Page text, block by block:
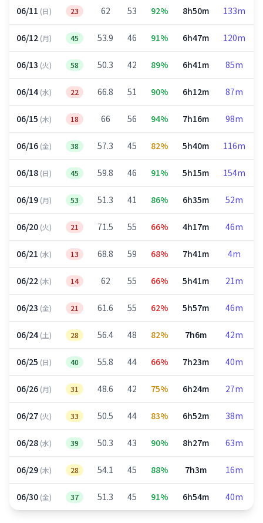
06/11 (日) 23 62 53 92% 8h50m 133m
06/12(月) 45 53.9 46 91% 6h47m 120m
06/13 (火) 58 50.3 42 89% 6h41m 85m
06/14(水) 22 66.8 51 90% 6h12m 87m
06/15 (木) 18 66 56 94% 7h16m 98m
06/16(金) 38 57.3 45 82% 5h40m 116m
06/18(日) 45 59.8 46 91% 5h15m 154m
06/19(月) 53 51.3 41 86% 6h35m 52m
06/20(火) 21 71.5 55 66% 4h17m 46m
06/21 (水) 13 68.8 59 68% 7h41m 4m
06/22(木) 14 62 55 66% 5h41m 21m
06/23 (金) 21 61.6 55 62% 5h57m 46m
06/24(土) 28 56.4 48 82% 7h6m 42m
06/25 (日) 40 55.8 44 66% 7h23m 40m
06/26(月) 31 48.6 42 75% 6h24m 27m
06/27(火) 33 50.5 44 83% 6h52m 38m
06/28(水) 39 50.3 43 90% 8h27m 63m
06/29(木) 28 54.1 45 88% 7h3m 16m
06/30(金) 37 51.3 45 91% 6h54m 40m